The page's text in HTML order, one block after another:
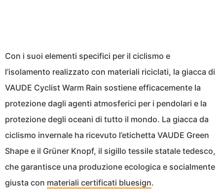
Con i suoi elementi specifici per il ciclismo e
l’isolamento realizzato con materiali riciclati, la giacca di
VAUDE Cyclist Warm Rain sostiene efficacemente la
protezione dagli agenti atmosferici per i pendolari e la
protezione degli oceani di tutto il mondo. La giacca da
ciclismo invernale ha ricevuto l’etichetta VAUDE Green
Shape e il Grüner Knopf, il sigillo tessile statale tedesco,
che garantisce una produzione ecologica e socialmente
giusta con materiali certificati bluesign.